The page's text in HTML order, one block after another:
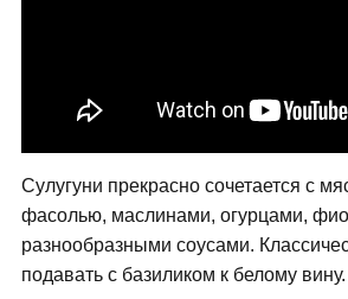
Сулугуни прекрасно сочетается с
фасолью, маслинами, огурцами,
разнообразными соусами.
подавать с базиликом к белому